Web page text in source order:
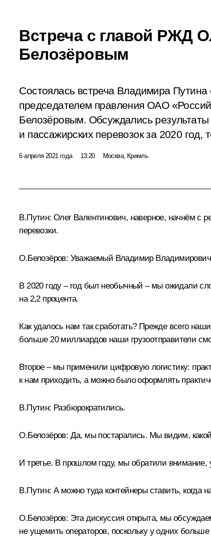
Встреча с главой РЖД
Белозёровым
Состоялась встреча Владимира
председателем правления ОАО
Белозёровым. Обсуждались
и пассажирских перевозок за 2020 год,
6 апреля 2021 года 13:20 Москва, Кремль
В.Путин: Олег Валентинович, наверное, начнём с
перевозки.
О.Белозёров: Уважаемый Владимир Владимирович,
В 2020 году – год был необычный – мы ожидали
на 2,2 процента.
Как удалось нам так сработать? Прежде всего
больше 20 миллиардов наши грузоотправители
Второе – мы применили цифровую логистику:
к нам приходить, а можно было оформлять
В.Путин: Разбюрократились.
О.Белозёров: Да, мы постарались. Мы видим, какой
И третье. В прошлом году, мы обратили
В.Путин: А можно туда контейнеры ставить, когда
О.Белозёров: Эта дискуссия открыта, мы
не ущемить операторов, поскольку у одних